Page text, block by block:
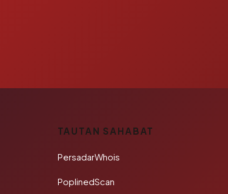
TAUTAN SAHABAT
PersadarWhois
PoplinedScan